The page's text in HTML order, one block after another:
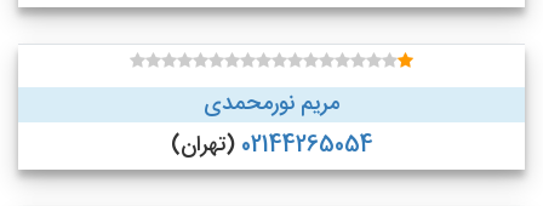
مریم نورمحمدی
02144265054 (تهران)